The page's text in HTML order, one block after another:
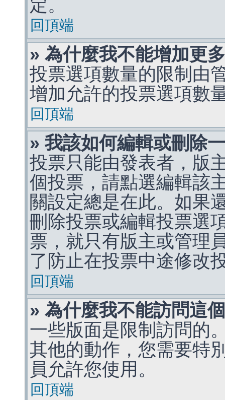
定。
回頂端
» 為什麼我不能增加更
投票選項數量的限制由
增加允許的投票選項數
回頂端
» 我該如何編輯或刪除
投票只能由發表者，版
個投票，請點選編輯該
關設定總是在此。如果
刪除投票或編輯投票選
票，就只有版主或管理
了防止在投票中途修改
回頂端
» 為什麼我不能訪問這
一些版面是限制訪問的
其他的動作，您需要特
員允許您使用。
回頂端